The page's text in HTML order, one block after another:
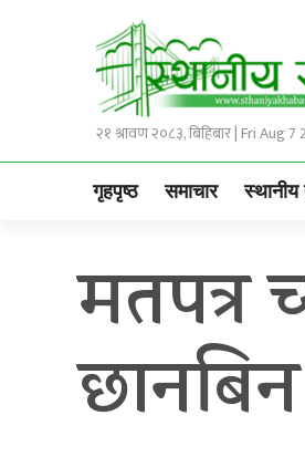
२१ श्रावण २०८३, बिहिबार | Fri Aug
गृहपृष्ठ समाचार
मतपत्र